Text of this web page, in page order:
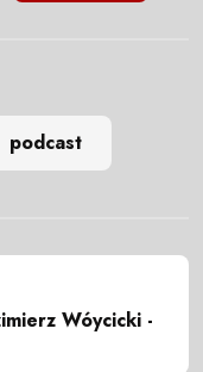
podcast
Wóycicki -